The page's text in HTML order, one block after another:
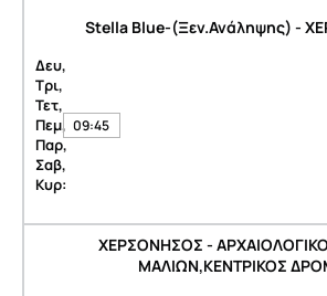
Stella Blue-(Ξεν.Ανάληψης) -
Δευ,
Τρι,
Τετ,
Πεμ,
Παρ,
Σαβ,
Κυρ:
09:45
ΧΕΡΣΟΝΗΣΟΣ -
ΜΑΛΙΩΝ,ΚΕΝΤΡΙΚΟΣ